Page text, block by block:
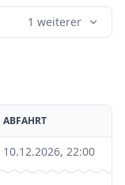
1 weiterer
ABFAHRT
10.12.2026, 22:00